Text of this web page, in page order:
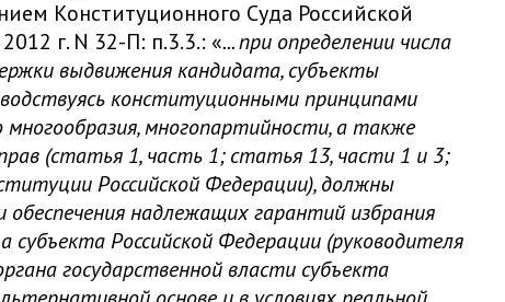
Конституционного Суда Российской
г. N 32-П: п.3.3.: «... при определении числа
выдвижения кандидата, субъекты
конституционными принципами
многообразия, многопартийности, а также
(статья 1, часть 1; статья 13, части 1 и 3;
Российской Федерации), должны
надлежащих гарантий избрания
Российской Федерации (руководителя
государственной власти субъекта